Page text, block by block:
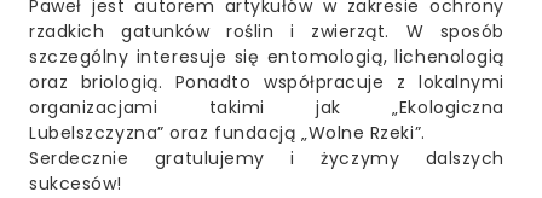
Paweł jest autorem artykułów w zakresie ochrony
rzadkich gatunków roślin i zwierząt. W sposób
szczególny interesuje się entomologią, lichenologią
oraz briologią. Ponadto współpracuje z lokalnymi
organizacjami takimi jak „Ekologiczna
Lubelszczyzna” oraz fundacją „Wolne Rzeki”.
Serdecznie gratulujemy i życzymy dalszych
sukcesów!